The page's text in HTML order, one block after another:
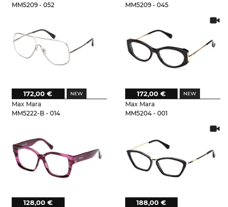
MM5209 - 052
MM5209 - 045
Max Mara
MM5222-B - 014
172,00 €
Max Mara
MM5204 - 001
172,00 €
128,00 € 188,00 €